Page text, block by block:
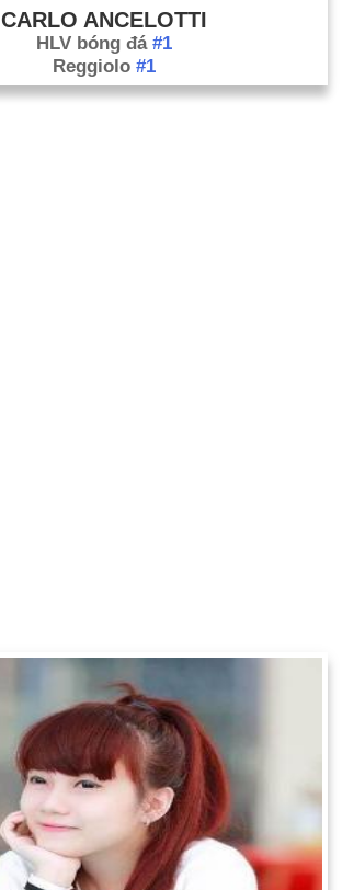
CARLO ANCELOTTI
HLV bóng đá #1
Reggiolo #1